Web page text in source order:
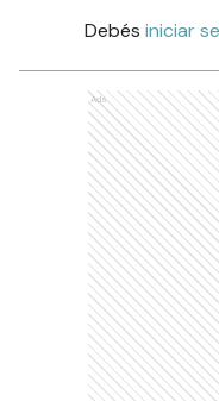
Debés iniciar
Ads